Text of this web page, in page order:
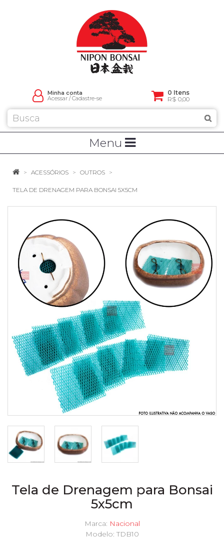
Minha conta
Acessar/Cadastre-se
0 Itens
R$ 0,00
Menu
ACESSÓRIOS OUTROS
TELA DE DRENAGEM PARA BONSAI 5X5CM
Tela de Drenagem para Bonsai
5x5cm
Marca: Nacional
Modelo: TDB10